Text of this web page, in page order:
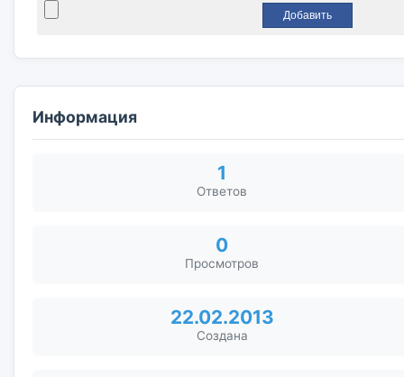
Информация
1
Ответов
0
Просмотров
22.02.2013
Создана